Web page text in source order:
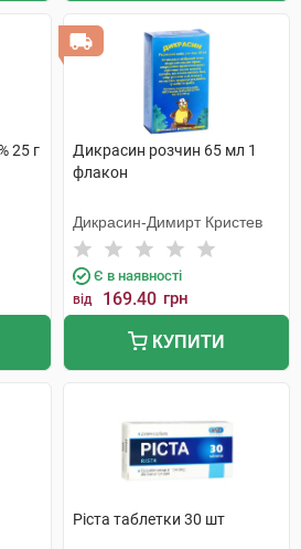
25 г
Дикрасин розчин 65 мл 1
флакон
Дикрасин-Димирт Кристев
Є в наявності
від 169.40 грн
КУПИТИ
Ріста таблетки 30 шт